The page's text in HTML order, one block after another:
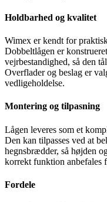
Holdbarhed og kvalitet
Wimex er kendt for
Dobbeltlågen er
vejrbestandighed, så den
Overflader og beslag er
vedligeholdelse.
Montering og tilpasning
Lågen leveres som et
Den kan tilpasses ved at
hegnsbrædder, så højden
korrekt funktion anbefales
Fordele